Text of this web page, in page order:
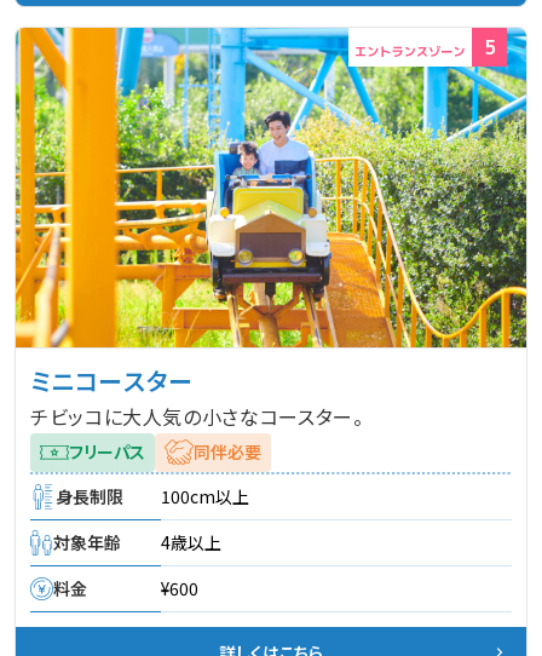
5
ミニコースター
チビッコに大人気の小さなコースター。
フリーパス
同伴必要
身長制限
100cm以上
対象年齢
4歳以上
料金
¥600